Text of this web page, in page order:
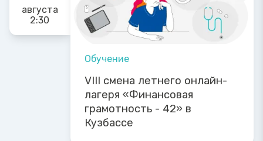
августа
2:30
Обучение
VIII смена летнего онлайн-
лагеря «Финансовая
грамотность - 42» в
Кузбассе